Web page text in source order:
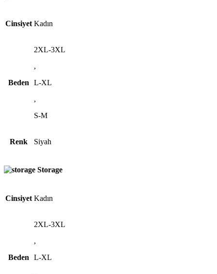
Cinsiyet Kadın
Beden
2XL-3XL
,
L-XL
,
S-M
Renk Siyah
Storage
Cinsiyet Kadın
Beden
2XL-3XL
,
L-XL